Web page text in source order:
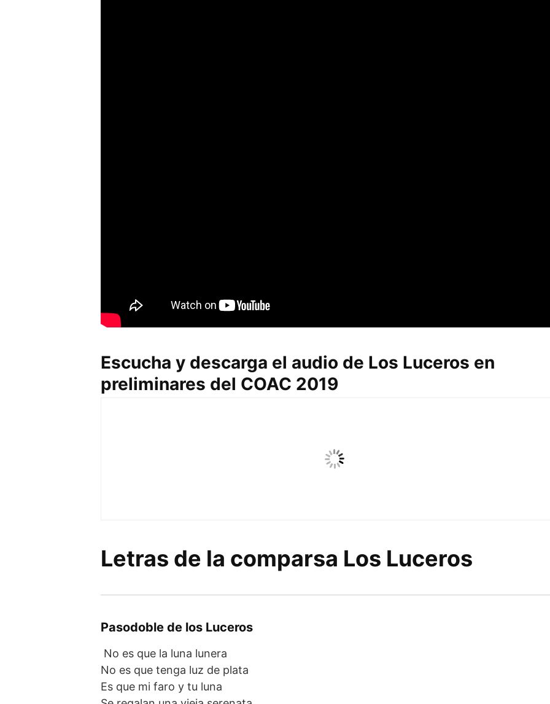
Escucha y descarga el audio de Los Luceros en
preliminares del COAC 2019
Letras de la comparsa Los Luceros
Pasodoble de los Luceros
No es que la luna lunera
No es que tenga luz de plata
Es que mi faro y tu luna